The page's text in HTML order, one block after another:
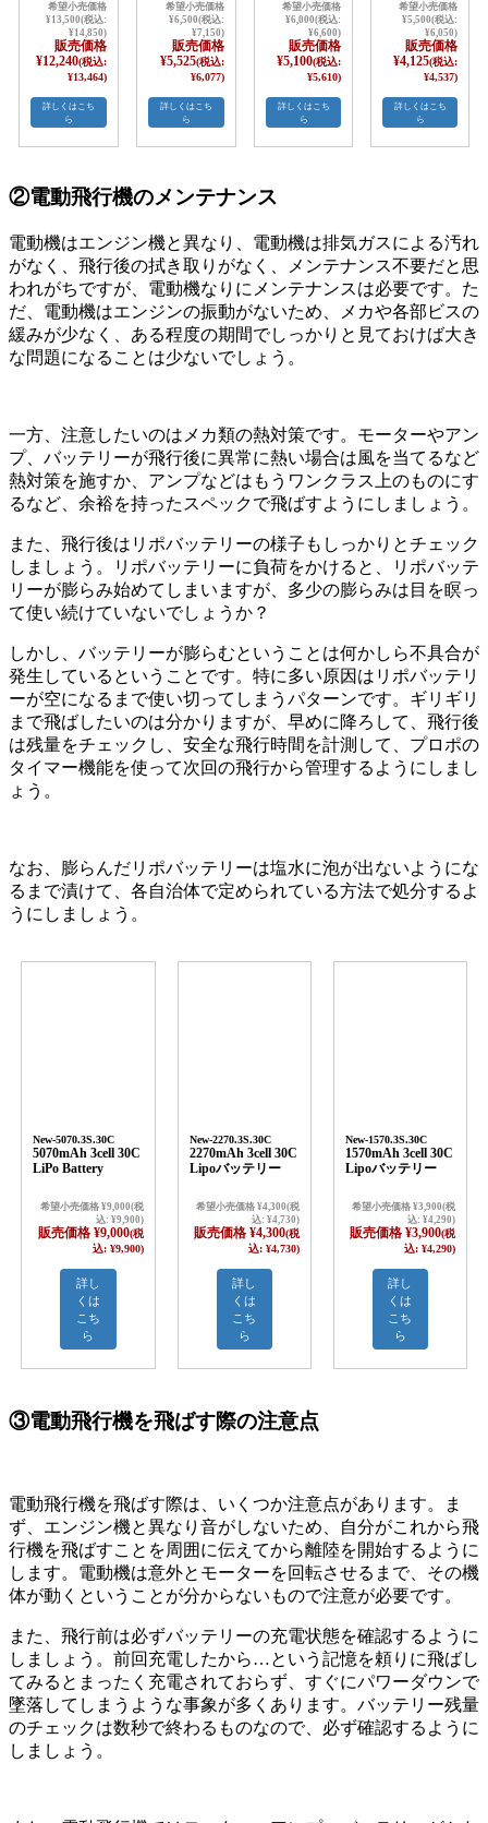
希望小売価格
¥13,500(税込:
¥14,850)
販売価格
¥12,240(税込:
¥13,464)
詳しくはこち
ら
希望小売価格
¥6,500(税込:
¥7,150)
販売価格
¥5,525(税込:
¥6,077)
詳しくはこち
ら
希望小売価格
¥6,000(税込:
¥6,600)
販売価格
¥5,100(税込:
¥5,610)
詳しくはこち
ら
希望小売価格
¥5,500(税込:
¥6,050)
販売価格
¥4,125(税込:
¥4,537)
詳しくはこち
ら
②電動飛行機のメンテナンス
電動機はエンジン機と異なり、電動機は排気ガスによる汚れ
がなく、飛行後の拭き取りがなく、メンテナンス不要だと思
われがちですが、電動機なりにメンテナンスは必要です。た
だ、電動機はエンジンの振動がないため、メカや各部ビスの
緩みが少なく、ある程度の期間でしっかりと見ておけば大き
な問題になることは少ないでしょう。
一方、注意したいのはメカ類の熱対策です。モーターやアン
プ、バッテリーが飛行後に異常に熱い場合は風を当てるなど
熱対策を施すか、アンプなどはもうワンクラス上のものにす
るなど、余裕を持ったスペックで飛ばすようにしましょう。
また、飛行後はリポバッテリーの様子もしっかりとチェック
しましょう。リポバッテリーに負荷をかけると、リポバッテ
リーが膨らみ始めてしまいますが、多少の膨らみは目を瞑っ
て使い続けていないでしょうか？
しかし、バッテリーが膨らむということは何かしら不具合が
発生しているということです。特に多い原因はリポバッテリ
ーが空になるまで使い切ってしまうパターンです。ギリギリ
まで飛ばしたいのは分かりますが、早めに降ろして、飛行後
は残量をチェックし、安全な飛行時間を計測して、プロポの
タイマー機能を使って次回の飛行から管理するようにしまし
ょう。
なお、膨らんだリポバッテリーは塩水に泡が出ないようにな
るまで漬けて、各自治体で定められている方法で処分するよ
うにしましょう。
New-5070.3S.30C
5070mAh 3cell 30C
LiPo Battery
希望小売価格 ¥9,000(税
込: ¥9,900)
販売価格 ¥9,000(税
込: ¥9,900)
詳し
くは
こち
ら
New-2270.3S.30C
2270mAh 3cell 30C
Lipoバッテリー
希望小売価格 ¥4,300(税
込: ¥4,730)
販売価格 ¥4,300(税
込: ¥4,730)
詳し
くは
こち
ら
New-1570.3S.30C
1570mAh 3cell 30C
Lipoバッテリー
希望小売価格 ¥3,900(税
込: ¥4,290)
販売価格 ¥3,900(税
込: ¥4,290)
詳し
くは
こち
ら
③電動飛行機を飛ばす際の注意点
電動飛行機を飛ばす際は、いくつか注意点があります。ま
ず、エンジン機と異なり音がしないため、自分がこれから飛
行機を飛ばすことを周囲に伝えてから離陸を開始するように
します。電動機は意外とモーターを回転させるまで、その機
体が動くということが分からないもので注意が必要です。
また、飛行前は必ずバッテリーの充電状態を確認するように
しましょう。前回充電したから…という記憶を頼りに飛ばし
てみるとまったく充電されておらず、すぐにパワーダウンで
墜落してしまうような事象が多くあります。バッテリー残量
のチェックは数秒で終わるものなので、必ず確認するように
しましょう。